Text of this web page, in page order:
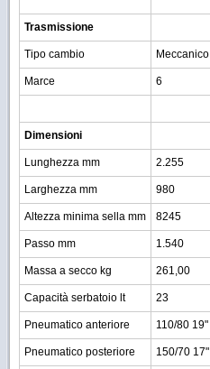
Trasmissione
Tipo cambio Meccanico
Marce 6
Dimensioni
Lunghezza mm 2.255
Larghezza mm 980
Altezza minima sella mm 8245
Passo mm 1.540
Massa a secco kg 261,00
Capacità serbatoio lt 23
Pneumatico anteriore 110/80 19"
Pneumatico posteriore 150/70 17"